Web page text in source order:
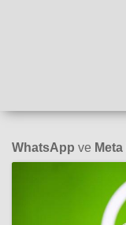
WhatsApp ve Meta